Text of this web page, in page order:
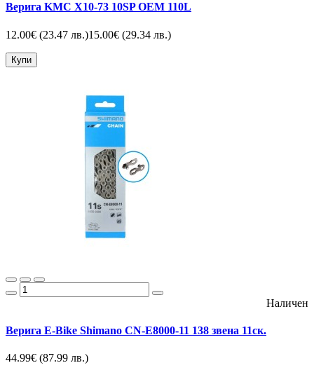
Верига KMC X10-73 10SP OEM 110L
12.00€ (23.47 лв.)15.00€ (29.34 лв.)
Купи
Наличен
Верига E-Bike Shimano CN-E8000-11 138 звена 11ск.
44.99€ (87.99 лв.)